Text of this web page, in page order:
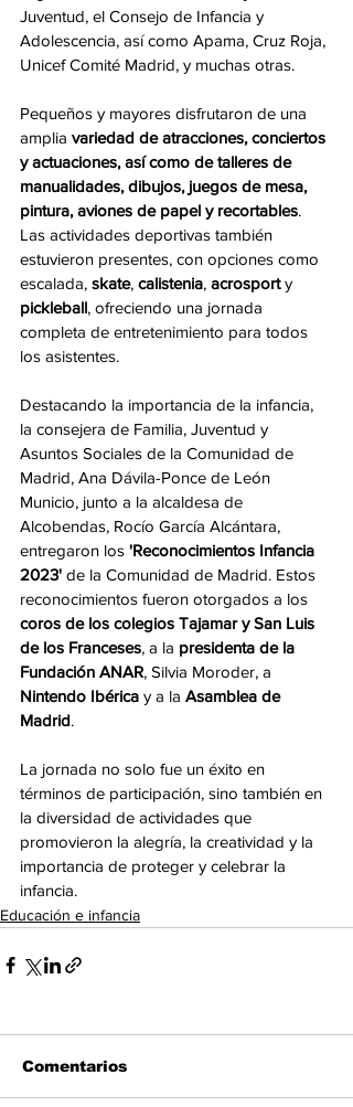
Juventud, el Consejo de Infancia y
Adolescencia, así como Apama, Cruz Roja,
Unicef Comité Madrid, y muchas otras.
Pequeños y mayores disfrutaron de una
amplia variedad de atracciones, conciertos
y actuaciones, así como de talleres de
manualidades, dibujos, juegos de mesa,
pintura, aviones de papel y recortables.
Las actividades deportivas también
estuvieron presentes, con opciones como
escalada, skate, calistenia, acrosport y
pickleball, ofreciendo una jornada
completa de entretenimiento para todos
los asistentes.
Destacando la importancia de la infancia,
la consejera de Familia, Juventud y
Asuntos Sociales de la Comunidad de
Madrid, Ana Dávila-Ponce de León
Municio, junto a la alcaldesa de
Alcobendas, Rocío García Alcántara,
entregaron los 'Reconocimientos Infancia
2023' de la Comunidad de Madrid. Estos
reconocimientos fueron otorgados a los
coros de los colegios Tajamar y San Luis
de los Franceses, a la presidenta de la
Fundación ANAR, Silvia Moroder, a
Nintendo Ibérica y a la Asamblea de
Madrid.
La jornada no solo fue un éxito en
términos de participación, sino también en
la diversidad de actividades que
promovieron la alegría, la creatividad y la
importancia de proteger y celebrar la
infancia.
Educación e infancia
Comentarios